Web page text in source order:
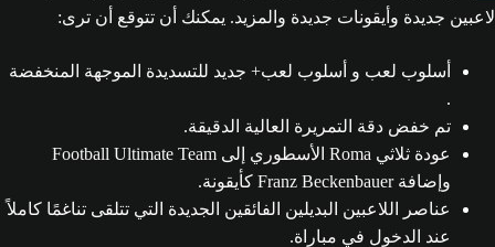
لاعبين جديدة وأيقونات جديدة والمزيد. يمكنك أن تتوقع أن ترى:
أسلوب لعب و أسلوب لعب+ جديد للتسديدة الموجهة المنخفضة
.
تم خفض دقة التمريرة العالية الدقيقة.
عودة ثلاثي Roma الأسطوري إلى Football Ultimate Team
وإضافة Franz Beckenbauer كأيقونة.
عناصر اللاعبين البديلين الفائقين الجديدة التي تتلقى تناغمًا كاملاً
عند الدخول في مباراة.